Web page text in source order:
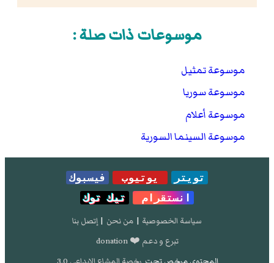
موسوعات ذات صلة :
موسوعة تمثيل
موسوعة سوريا
موسوعة أعلام
موسوعة السينما السورية
تويتر يوتيوب
فيسبوك
انستقرام
تيك توك
سياسة الخصوصية | من نحن | إتصل بنا
تبرع و دعم ❤️ donation